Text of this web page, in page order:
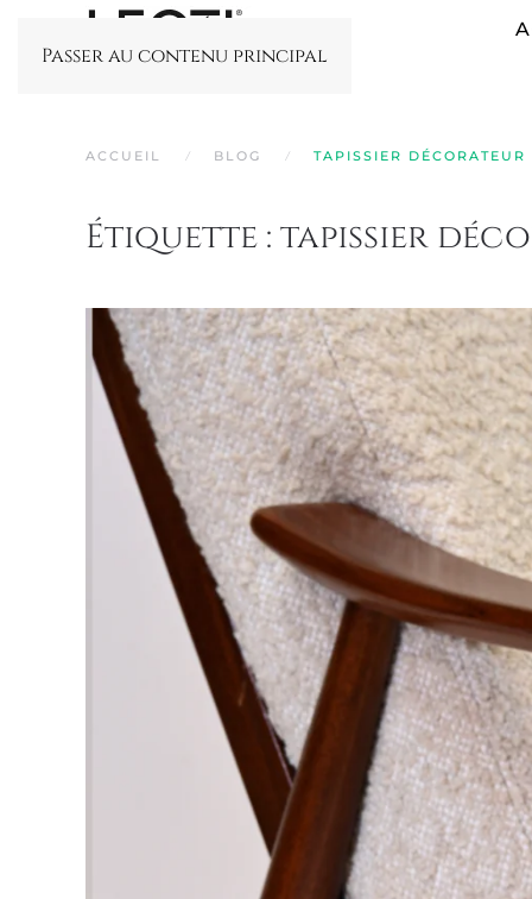
Passer au contenu principal
ACCUEIL BLOG TAPISSIER DÉCORATEUR
Étiquette : tapissier